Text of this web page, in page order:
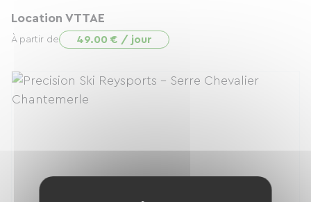
Location VTTAE
À partir de 49.00 € / jour